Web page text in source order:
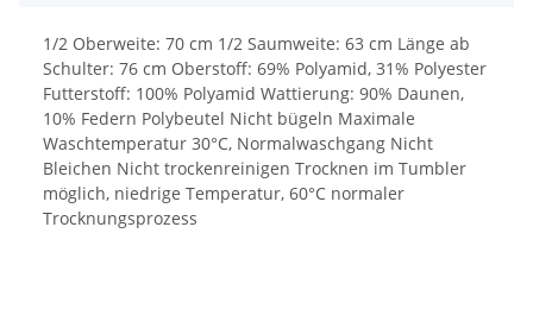
1/2 Oberweite: 70 cm 1/2 Saumweite: 63 cm Länge ab
Schulter: 76 cm Oberstoff: 69% Polyamid, 31% Polyester
Futterstoff: 100% Polyamid Wattierung: 90% Daunen,
10% Federn Polybeutel Nicht bügeln Maximale
Waschtemperatur 30°C, Normalwaschgang Nicht
Bleichen Nicht trockenreinigen Trocknen im Tumbler
möglich, niedrige Temperatur, 60°C normaler
Trocknungsprozess